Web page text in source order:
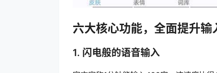
六大核心功能，全面提升输
1. 闪电般的语音输入